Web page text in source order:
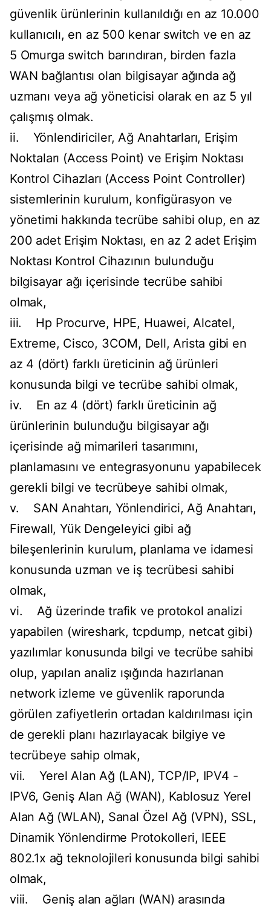
güvenlik ürünlerinin kullanıldığı en az 10.000
kullanıcılı, en az 500 kenar switch ve en az
5 Omurga switch barındıran, birden fazla
WAN bağlantısı olan bilgisayar ağında ağ
uzmanı veya ağ yöneticisi olarak en az 5 yıl
çalışmış olmak.
ii. Yönlendiriciler, Ağ Anahtarları, Erişim
Noktaları (Access Point) ve Erişim Noktası
Kontrol Cihazları (Access Point Controller)
sistemlerinin kurulum, konfigürasyon ve
yönetimi hakkında tecrübe sahibi olup, en az
200 adet Erişim Noktası, en az 2 adet Erişim
Noktası Kontrol Cihazının bulunduğu
bilgisayar ağı içerisinde tecrübe sahibi
olmak,
iii. Hp Procurve, HPE, Huawei, Alcatel,
Extreme, Cisco, 3COM, Dell, Arista gibi en
az 4 (dört) farklı üreticinin ağ ürünleri
konusunda bilgi ve tecrübe sahibi olmak,
iv. En az 4 (dört) farklı üreticinin ağ
ürünlerinin bulunduğu bilgisayar ağı
içerisinde ağ mimarileri tasarımını,
planlamasını ve entegrasyonunu yapabilecek
gerekli bilgi ve tecrübeye sahibi olmak,
v. SAN Anahtarı, Yönlendirici, Ağ Anahtarı,
Firewall, Yük Dengeleyici gibi ağ
bileşenlerinin kurulum, planlama ve idamesi
konusunda uzman ve iş tecrübesi sahibi
olmak,
vi. Ağ üzerinde trafik ve protokol analizi
yapabilen (wireshark, tcpdump, netcat gibi)
yazılımlar konusunda bilgi ve tecrübe sahibi
olup, yapılan analiz ışığında hazırlanan
network izleme ve güvenlik raporunda
görülen zafiyetlerin ortadan kaldırılması için
de gerekli planı hazırlayacak bilgiye ve
tecrübeye sahip olmak,
vii. Yerel Alan Ağ (LAN), TCP/IP, IPV4 -
IPV6, Geniş Alan Ağ (WAN), Kablosuz Yerel
Alan Ağ (WLAN), Sanal Özel Ağ (VPN), SSL,
Dinamik Yönlendirme Protokolleri, IEEE
802.1x ağ teknolojileri konusunda bilgi sahibi
olmak,
viii. Geniş alan ağları (WAN) arasında